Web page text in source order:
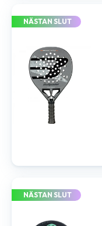
NÄSTAN SLUT
NÄSTAN SLUT